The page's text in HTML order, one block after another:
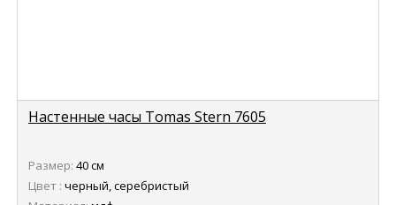
Настенные часы Tomas Stern 7605
Размер: 40 см
Цвет : черный, серебристый